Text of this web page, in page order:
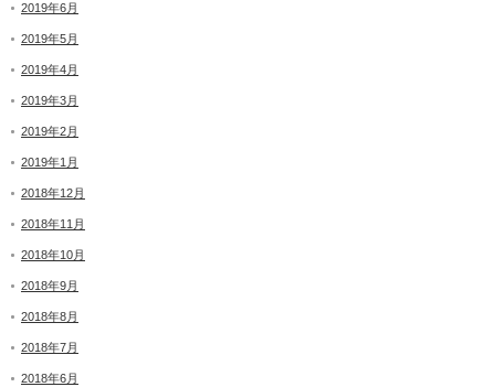
2019年6月
2019年5月
2019年4月
2019年3月
2019年2月
2019年1月
2018年12月
2018年11月
2018年10月
2018年9月
2018年8月
2018年7月
2018年6月